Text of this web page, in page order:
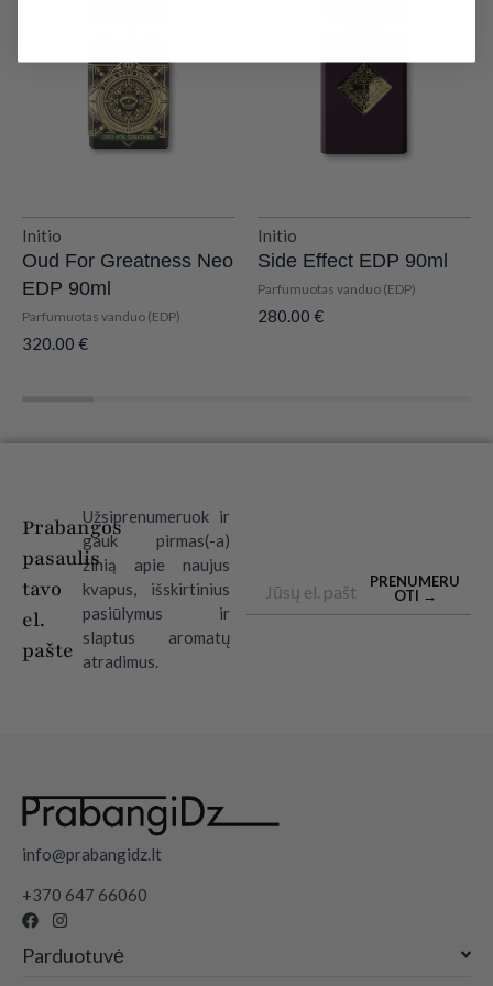
Initio
Oud For Greatness Neo
EDP 90ml
Parfumuotas vanduo (EDP)
320.00 €
Initio
Side Effect EDP 90ml
Parfumuotas vanduo (EDP)
280.00 €
Prabangos
pasaulis
tavo
el.
pašte
Užsiprenumeruok ir
gauk pirmas(-a)
žinią apie naujus
kvapus, išskirtinius
pasiūlymus ir
slaptus aromatų
atradimus.
PRENUMERU
OTI →
info@prabangidz.lt
+370 647 66060
Parduotuvė